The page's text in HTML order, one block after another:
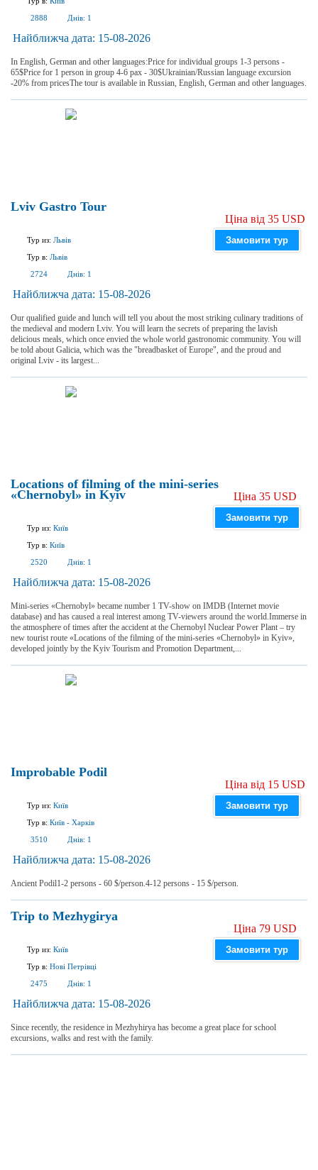
2888
Днів: 1
Найближча дата: 15-08-2026
In English, German and other languages:Price for individual groups 1-3 persons -
65$Price for 1 person in group 4-6 pax - 30$Ukrainian/Russian language excursion
-20% from pricesThe tour is available in Russian, English, German and other languages.
Lviv Gastro Tour
Тур из: Львів
Тур в: Львів
2724
Днів: 1
Ціна від 35 USD
Замовити тур
Найближча дата: 15-08-2026
Our qualified guide and lunch will tell you about the most striking culinary traditions of
the medieval and modern Lviv. You will learn the secrets of preparing the lavish
delicious meals, which once envied the whole world gastronomic community. You will
be told about Galicia, which was the "breadbasket of Europe", and the proud and
original Lviv - its largest...
Locations of filming of the mini-series
«Chernobyl» in Kyiv
Тур из: Київ
Тур в: Київ
2520
Днів: 1
Ціна 35 USD
Замовити тур
Найближча дата: 15-08-2026
Mini-series «Chernobyl» became number 1 TV-show on IMDB (Internet movie
database) and has caused a real interest among TV-viewers around the world.Immerse in
the atmosphere of times after the accident at the Chernobyl Nuclear Power Plant – try
new tourist route «Locations of the filming of the mini-series «Chernobyl» in Kyiv»,
developed jointly by the Kyiv Tourism and Promotion Department,...
Improbable Podil
Тур из: Київ
Тур в: Київ - Харків
3510
Днів: 1
Ціна від 15 USD
Замовити тур
Найближча дата: 15-08-2026
Ancient Podil1-2 persons - 60 $/person.4-12 persons - 15 $/person.
Trip to Mezhygirya
Тур из: Київ
Тур в: Нові Петрівці
2475
Днів: 1
Ціна 79 USD
Замовити тур
Найближча дата: 15-08-2026
Since recently, the residence in Mezhyhirya has become a great place for school
excursions, walks and rest with the family.